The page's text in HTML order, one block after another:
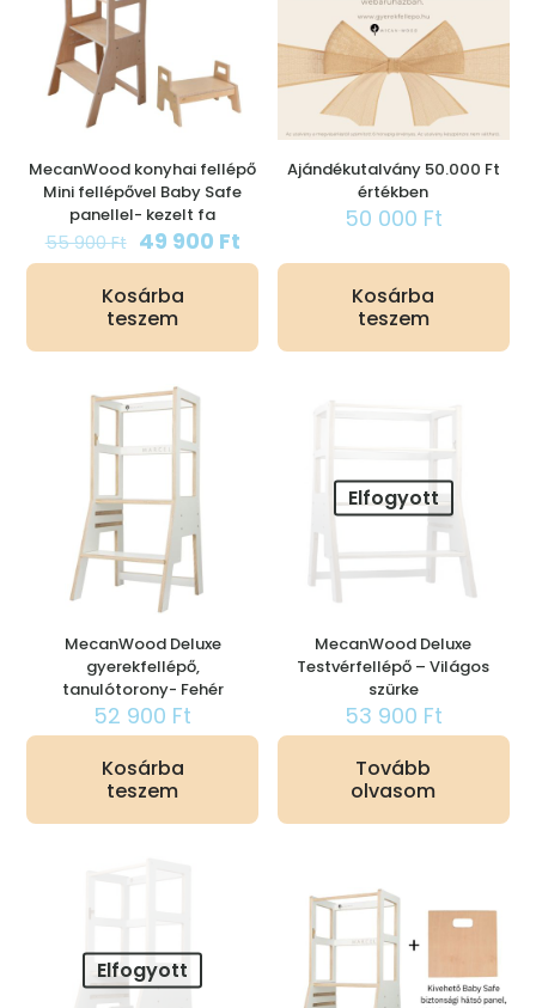
MecanWood konyhai fellépő
Mini fellépővel Baby Safe
panellel- kezelt fa
55 900Ft Original
price
was:
55
900 Ft.
49 900 FtCurrent
price
Kosárba
teszem
Ajándékutalvány 50.000 Ft
értékben
50 000 Ft
Kosárba
teszem
MecanWood Deluxe
gyerekfellépő,
tanulótorony- Fehér
52 900 Ft
Kosárba
teszem
Elfogyott
MecanWood Deluxe
Testvérfellépő – Világos
szürke
53 900 Ft
Tovább
olvasom
Elfogyott